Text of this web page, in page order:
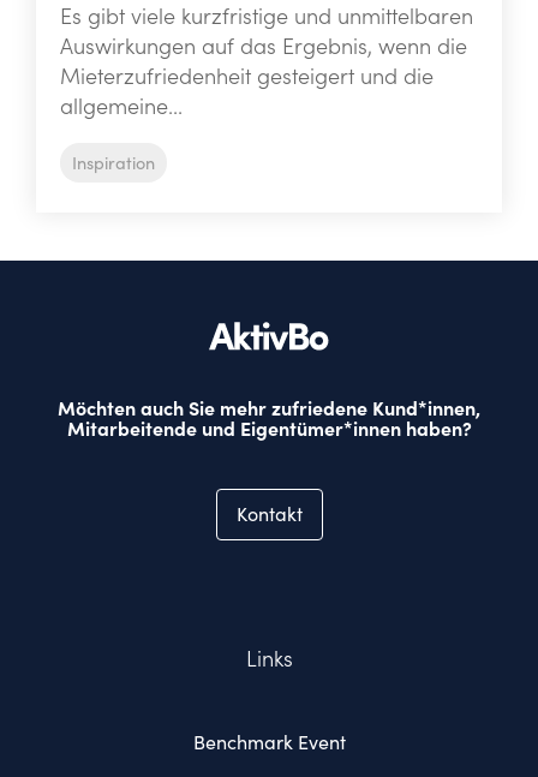
Es gibt viele kurzfristige und unmittelbaren
Auswirkungen auf das Ergebnis, wenn die
Mieterzufriedenheit gesteigert und die
allgemeine...
Inspiration
Möchten auch Sie mehr zufriedene Kund*innen,
Mitarbeitende und Eigentümer*innen haben?
Kontakt
Links
Benchmark Event